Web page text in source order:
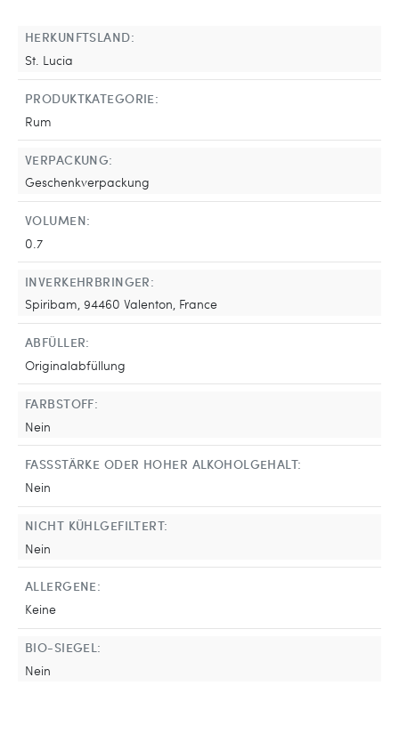
HERKUNFTSLAND:
St. Lucia
PRODUKTKATEGORIE:
Rum
VERPACKUNG:
Geschenkverpackung
VOLUMEN:
0.7
INVERKEHRBRINGER:
Spiribam, 94460 Valenton, France
ABFÜLLER:
Originalabfüllung
FARBSTOFF:
Nein
FASSSTÄRKE ODER HOHER ALKOHOLGEHALT:
Nein
NICHT KÜHLGEFILTERT:
Nein
ALLERGENE:
Keine
BIO-SIEGEL:
Nein